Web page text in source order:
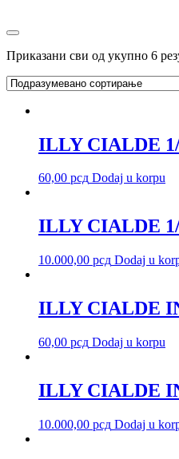
Приказани сви од укупно 6
ILLY CIALDE
60,00 рсд Dodaj u korpu
ILLY CIALDE
10.000,00 рсд Dodaj u
ILLY CIALDE
60,00 рсд Dodaj u korpu
ILLY CIALDE
10.000,00 рсд Dodaj u